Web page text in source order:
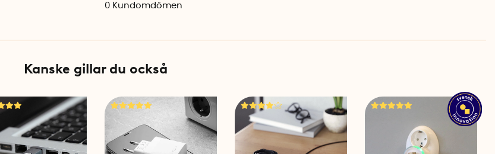
För Android, iPhone, datorer, surfplattor och alla andra enheter med USB-C.
Snabbladdning med 100W effekt.
Specifikationer
0 Kundomdömen
Kanske gillar du också